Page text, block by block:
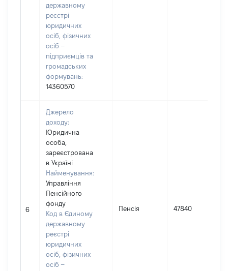
державному
реєстрі
юридичних
осіб, фізичних
осіб –
підприємців та
громадських
формувань:
14360570
6
Джерело
доходу:
Юридична
особа,
зареєстрована
в Україні
Найменування:
Управління
Пенсійного
фонду
Код в Єдиному
державному
реєстрі
юридичних
осіб, фізичних
осіб –
Пенсія 47840